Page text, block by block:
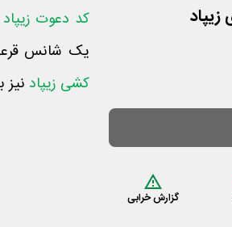
گزارش خرابی
کد دعوت زیپاد
یک شانس
کشی زیپاد